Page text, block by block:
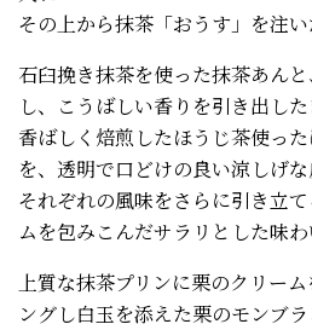
その上から抹茶「おうす」を注い
石臼挽き抹茶を使った抹茶あん
し、こうばしい香りを引き出した
香ばしく焙煎したほうじ茶使っ
を、透明で口どけの良い涼しげな
それぞれの風味をさらに引き立
ムを包みこんだサラリとした味わ
上質な抹茶プリンに栗のクリー
ングし白玉を添えた栗のモンブラ